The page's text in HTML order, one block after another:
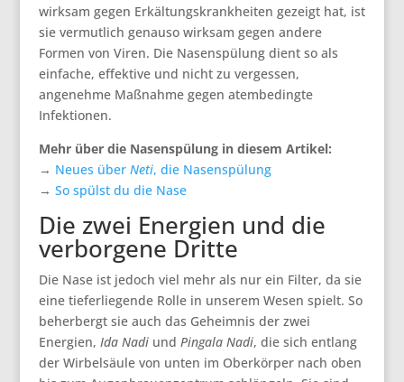
wirksam gegen Erkältungskrankheiten gezeigt hat, ist
sie vermutlich genauso wirksam gegen andere
Formen von Viren. Die Nasenspülung dient so als
einfache, effektive und nicht zu vergessen,
angenehme Maßnahme gegen atembedingte
Infektionen.
Mehr über die Nasenspülung in diesem Artikel:
→ Neues über Neti, die Nasenspülung
→ So spülst du die Nase
Die zwei Energien und die
verborgene Dritte
Die Nase ist jedoch viel mehr als nur ein Filter, da sie
eine tieferliegende Rolle in unserem Wesen spielt. So
beherbergt sie auch das Geheimnis der zwei
Energien, Ida Nadiund Pingala Nadi, die sich entlang
der Wirbelsäule von unten im Oberkörper nach oben